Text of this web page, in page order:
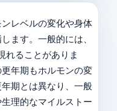
レベルの変化や身体
ます。一般的には、
れることがありま
年期もホルモンの変
期とは異なり、一般
理的なマイルストー